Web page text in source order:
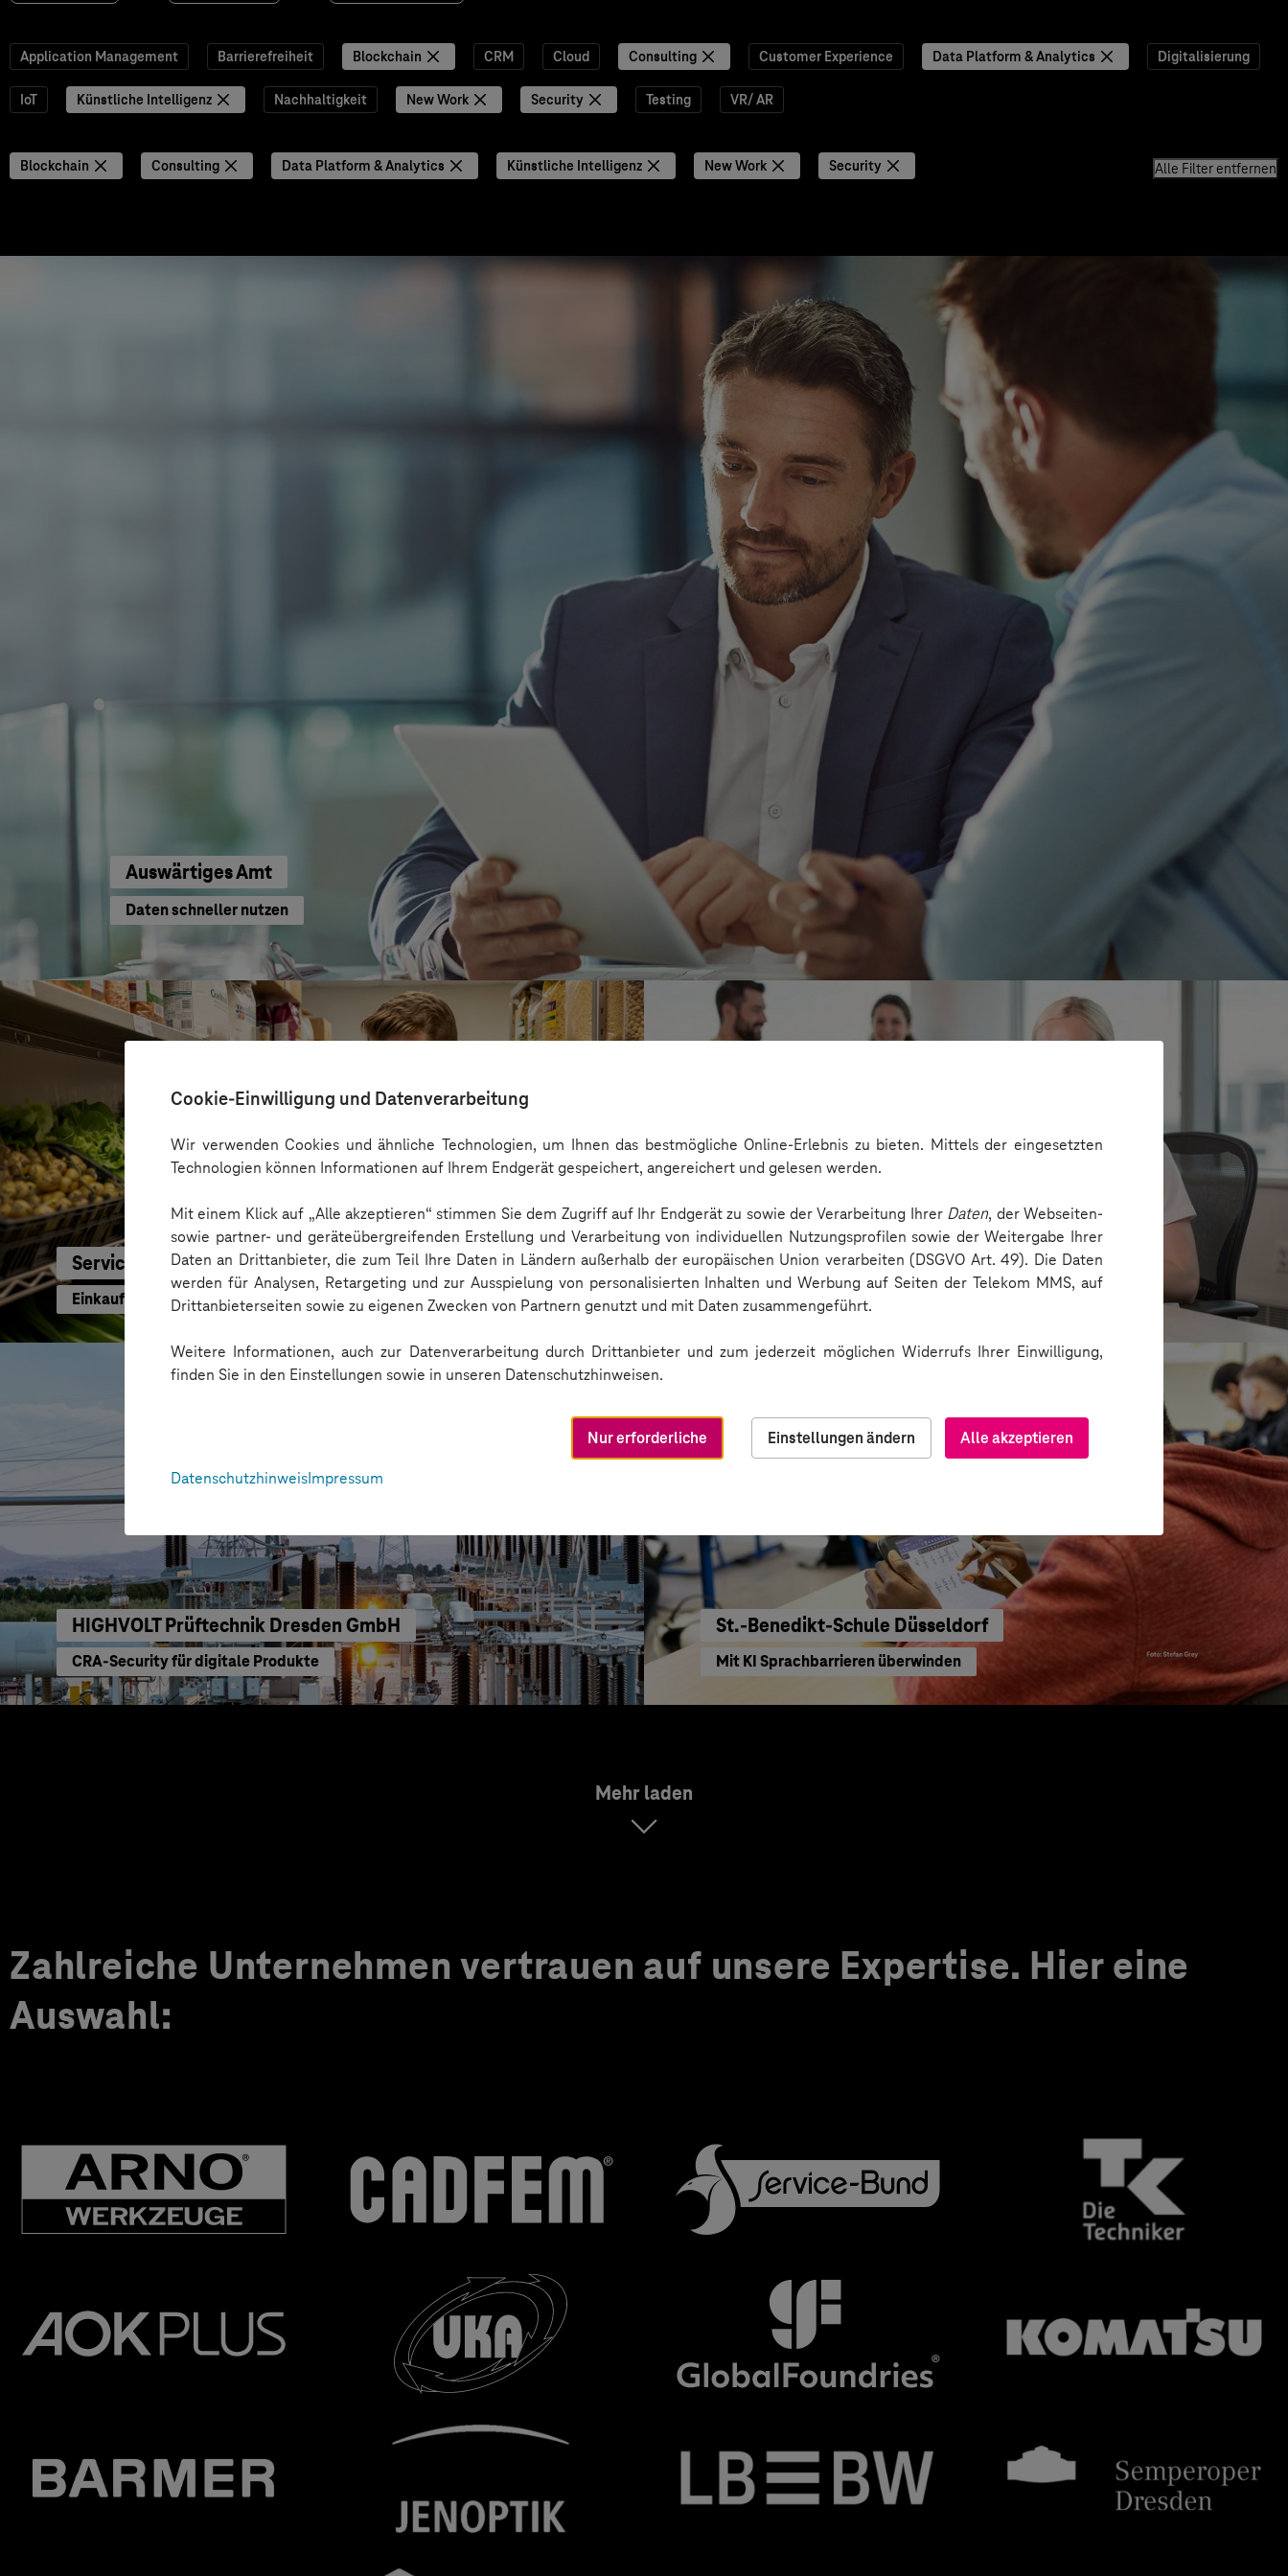
Cookie-Einwilligung und Datenverarbeitung
Wir verwenden Cookies und ähnliche Technologien, um Ihnen das bestmögliche Online-Erlebnis zu bieten. Mittels der eingesetzten
Technologien können Informationen auf Ihrem Endgerät gespeichert, angereichert und gelesen werden.
Mit einem Klick auf „Alle akzeptieren“ stimmen Sie dem Zugriff auf Ihr Endgerät zu sowie der Verarbeitung Ihrer Daten, der Webseiten-
sowie partner- und geräteübergreifenden Erstellung und Verarbeitung von individuellen Nutzungsprofilen sowie der Weitergabe Ihrer
Daten an Drittanbieter, die zum Teil Ihre Daten in Ländern außerhalb der europäischen Union verarbeiten (DSGVO Art. 49). Die Daten
werden für Analysen, Retargeting und zur Ausspielung von personalisierten Inhalten und Werbung auf Seiten der Telekom MMS, auf
Drittanbieterseiten sowie zu eigenen Zwecken von Partnern genutzt und mit Daten zusammengeführt.
Weitere Informationen, auch zur Datenverarbeitung durch Drittanbieter und zum jederzeit möglichen Widerrufs Ihrer Einwilligung,
finden Sie in den Einstellungen sowie in unseren Datenschutzhinweisen.
Alle akzeptieren
Nur erforderliche
Einstellungen ändern
DatenschutzhinweisImpressum
Application Management Barrierefreiheit Blockchain CRM Cloud Consulting Customer Experience Data Platform & Analytics Digitalisierung
IoT Künstliche Intelligenz Nachhaltigkeit New Work Security Testing VR/ AR
Blockchain Consulting Data Platform & Analytics Künstliche Intelligenz New Work Security Alle Filter entfernen
Auswärtiges Amt
Daten schneller nutzen
Service-Bund
Einkaufen mit KI neu gedacht
Kreis Bergstraße
KI für moderne Verwaltung
HIGHVOLT Prüftechnik Dresden GmbH
CRA-Security für digitale Produkte
St.-Benedikt-Schule Düsseldorf
Mit KI Sprachbarrieren überwinden
Mehr laden
Zahlreiche Unternehmen vertrauen auf unsere Expertise. Hier eine
Auswahl: